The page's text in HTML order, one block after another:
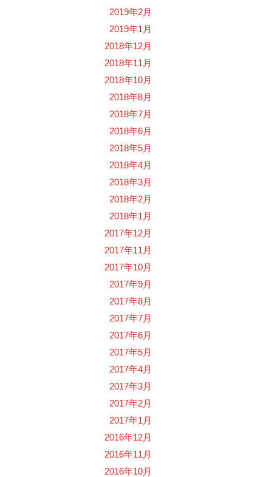
2019年2月
2019年1月
2018年12月
2018年11月
2018年10月
2018年8月
2018年7月
2018年6月
2018年5月
2018年4月
2018年3月
2018年2月
2018年1月
2017年12月
2017年11月
2017年10月
2017年9月
2017年8月
2017年7月
2017年6月
2017年5月
2017年4月
2017年3月
2017年2月
2017年1月
2016年12月
2016年11月
2016年10月